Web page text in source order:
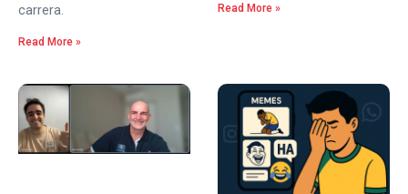
carrera.
Read More »
Read More »